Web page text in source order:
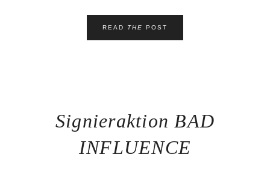
READ THE POST
Signieraktion BAD
INFLUENCE